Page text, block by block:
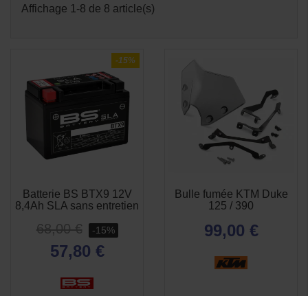
Affichage 1-8 de 8 article(s)
-15%
Batterie BS BTX9 12V
8,4Ah SLA sans entretien
68,00 € -15%
57,80 €
Bulle fumée KTM Duke
125 / 390
99,00 €

APERÇU
RAPIDE
APERÇU
RAPIDE